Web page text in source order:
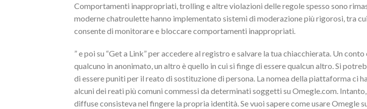
Comportamenti inappropriati, trolling e altre violazioni delle regole spesso sono
moderne chatroulette hanno implementato sistemi di moderazione più rigorosi, tra
consente di monitorare e bloccare comportamenti inappropriati.
” e poi su “Get a Link” per accedere al registro e salvare la tua chiacchierata. Un
qualcuno in anonimato, un altro è quello in cui si finge di essere qualcun altro. Si
di essere puniti per il reato di sostituzione di persona. La nomea della piattaforma ci
alcuni dei reati più comuni commessi da determinati soggetti su Omegle.com.
diffuse consisteva nel fingere la propria identità. Se vuoi sapere come usare Omegle